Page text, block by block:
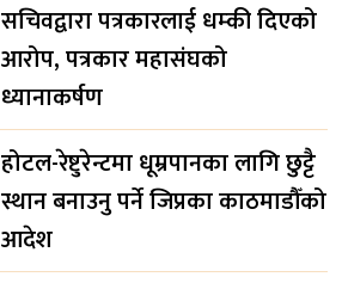
सचिवद्वारा पत्रकारलाई धम्की दिएको
आरोप, पत्रकार महासंघको
ध्यानाकर्षण
होटल-रेष्टुरेन्टमा धूम्रपानका लागि छुट्टै
स्थान बनाउनु पर्ने जिप्रका काठमाडौँको
आदेश